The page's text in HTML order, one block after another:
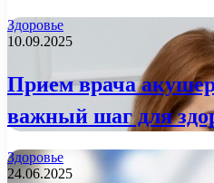
Здоровье
10.09.2025
Прием врача
важный шаг для
Здоровье
24.06.2025